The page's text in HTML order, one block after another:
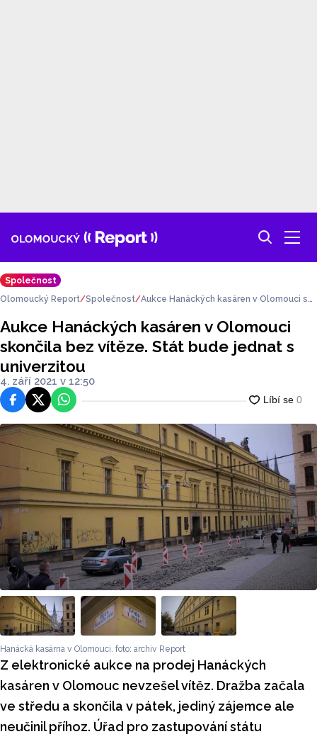
Společnost
Olomoucký Report Společnost Aukce Hanáckých kasáren v Olomouci sk
erzitou
Aukce Hanáckých kasáren v Olomouci
skončila bez vítěze. Stát bude jednat s
univerzitou
4. září 2021 v 12:50
FacebookPlatforma X
WhatsApp
Hanácká kasárna v Olomouci. foto: archiv Report
Z elektronické aukce na prodej Hanáckých
kasáren v Olomouc nevzešel vítěz. Dražba začala
ve středu a skončila v pátek, jediný zájemce ale
neučinil příhoz. Úřad pro zastupování státu